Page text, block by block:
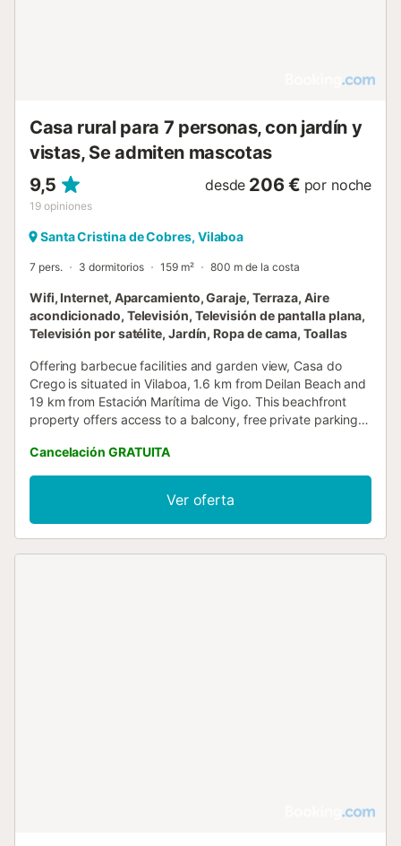
Casa rural para 7 personas, con jardín y
vistas, Se admiten mascotas
9,5
19 opiniones
desde 206 € por noche
Santa Cristina de Cobres, Vilaboa
7 pers. 3 dormitorios 159 m² 800 m de la costa
Wifi, Internet, Aparcamiento, Garaje, Terraza, Aire
acondicionado, Televisión, Televisión de pantalla plana,
Televisión por satélite, Jardín, Ropa de cama, Toallas
Offering barbecue facilities and garden view, Casa do
Crego is situated in Vilaboa, 1.6 km from Deilan Beach and
19 km from Estación Marítima de Vigo. This beachfront
property offers access to a balcony, free private parking
Cancelación GRATUITA
Ver oferta